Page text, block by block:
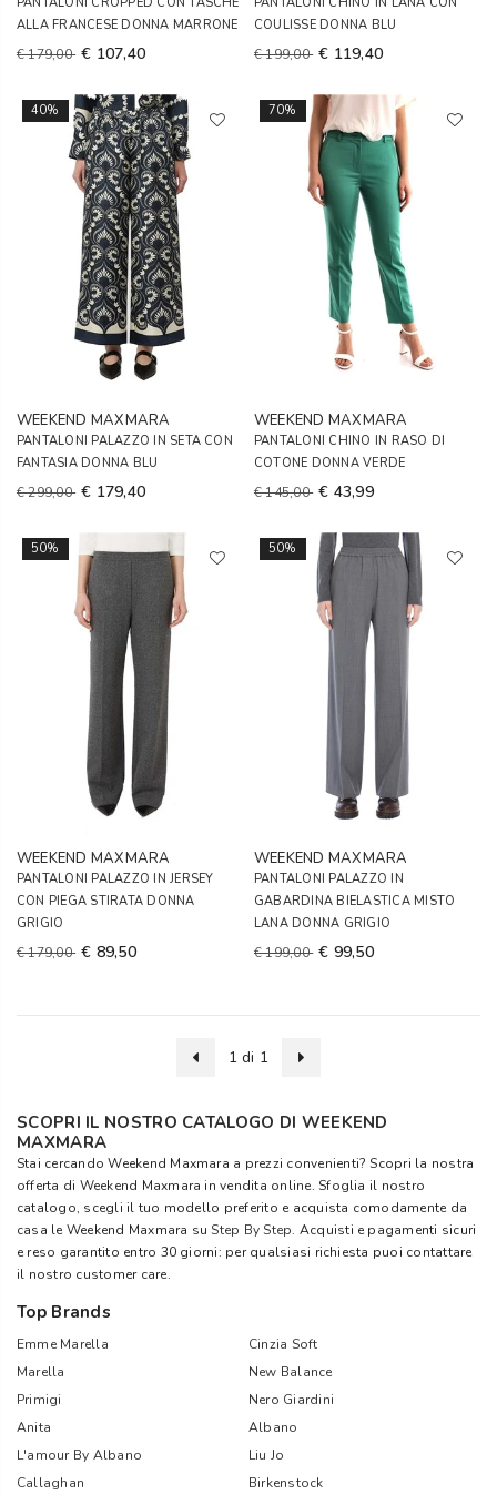
ALLA FRANCESE DONNA MARRONE
€ 179,00 € 107,40
COULISSE DONNA BLU
€ 199,00 € 119,40
40%
WEEKEND MAXMARA
PANTALONI PALAZZO IN SETA CON
FANTASIA DONNA BLU
€ 299,00 € 179,40
70%
WEEKEND MAXMARA
PANTALONI CHINO IN RASO DI
COTONE DONNA VERDE
€ 145,00 € 43,99
50%
WEEKEND MAXMARA
PANTALONI PALAZZO IN JERSEY
CON PIEGA STIRATA DONNA
GRIGIO
€ 179,00 € 89,50
50%
WEEKEND MAXMARA
PANTALONI PALAZZO IN
GABARDINA BIELASTICA MISTO
LANA DONNA GRIGIO
€ 199,00 € 99,50
1 di 1
SCOPRI IL NOSTRO CATALOGO DI WEEKEND
MAXMARA
Stai cercando Weekend Maxmara a prezzi convenienti? Scopri la nostra
offerta di Weekend Maxmara in vendita online. Sfoglia il nostro
catalogo, scegli il tuo modello preferito e acquista comodamente da
casa le Weekend Maxmara suStep By Step. Acquisti e pagamenti sicuri
e reso garantito entro 30 giorni: per qualsiasi richiesta puoi contattare
il nostro customer care.
Top Brands
Emme Marella
Cinzia Soft
Marella
New Balance
Primigi
Nero Giardini
Anita
Albano
L'amour By Albano
Liu Jo
Callaghan
Birkenstock